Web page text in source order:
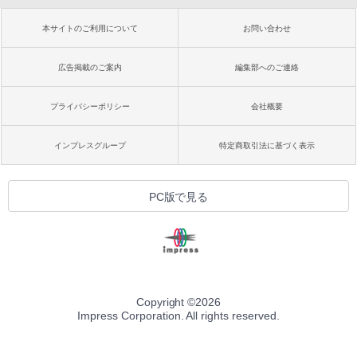
本サイトのご利用について お問い合わせ
広告掲載のご案内 編集部へのご連絡
プライバシーポリシー 会社概要
インプレスグループ 特定商取引法に基づく表示
PC版で見る
Copyright ©2026
Impress Corporation. All rights reserved.